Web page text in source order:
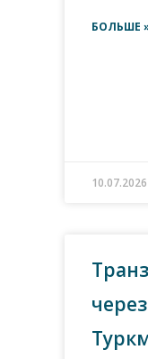
БОЛЬШЕ
10.07.2026